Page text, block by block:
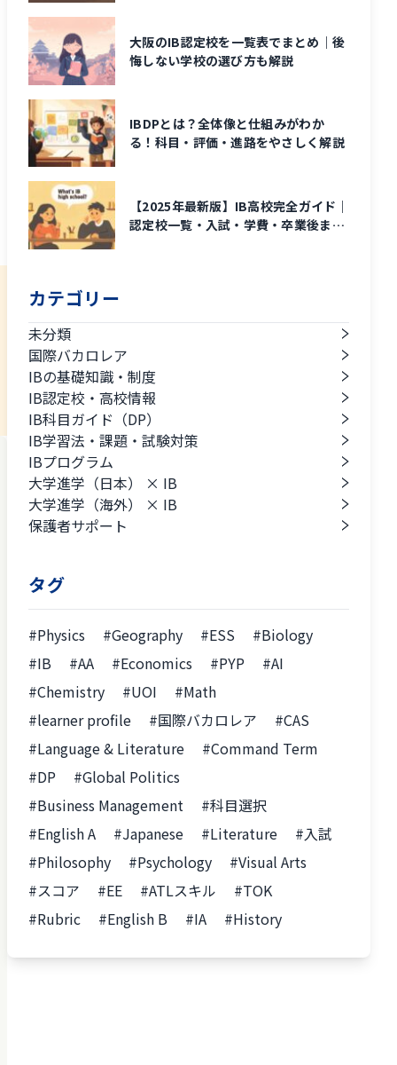
大阪のIB認定校を一覧表でまとめ｜後
悔しない学校の選び方も解説
IBDPとは？全体像と仕組みがわか
る！科目・評価・進路をやさしく解説
【2025年最新版】IB高校完全ガイド｜
認定校一覧・入試・学費・卒業後まで
カテゴリー
未分類
国際バカロレア
IBの基礎知識・制度
IB認定校・高校情報
IB科目ガイド（DP）
IB学習法・課題・試験対策
IBプログラム
大学進学（日本） × IB
大学進学（海外） × IB
保護者サポート
タグ
#Physics #Geography #ESS
#Biology
#IB
#AA #Economics #PYP
#AI
#Chemistry
#UOI
#Math
#learner profile
#国際バカロレア
#CAS
#Language & Literature
#Command Term
#DP
#Global Politics
#Business Management
#科目選択
#English A
#Japanese #Literature
#入試
#Philosophy
#Psychology
#Visual Arts
#スコア
#EE #ATLスキル
#TOK
#Rubric
#English B #IA #History